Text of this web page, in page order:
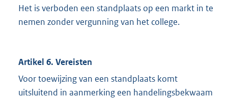
Het is verboden een standplaats op een markt in te
nemen zonder vergunning van het college.
Artikel 6. Vereisten
Voor toewijzing van een standplaats komt
uitsluitend in aanmerking een handelingsbekwaam